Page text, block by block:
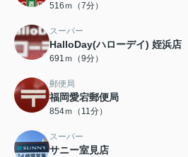
516ｍ（7分）
スーパー
HalloDay(ハローデイ) 姪浜店
691ｍ（9分）
郵便局
福岡愛宕郵便局
854ｍ（11分）
スーパー
サニー室見店